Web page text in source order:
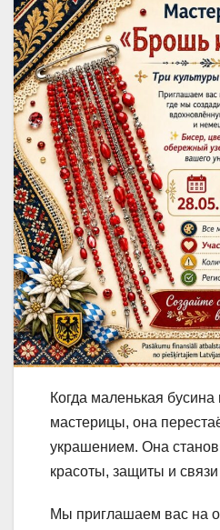
Когда маленькая бусина
мастерицы, она
украшением. Она
красоты, защиты и
Мы приглашаем вас на